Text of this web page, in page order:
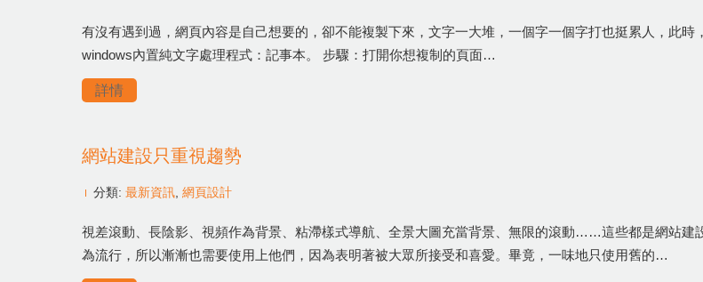
有沒有遇到過，網頁內容是自己想要的，卻不能複製下來，文字一大堆，一個字一個字打也挺累人，此
windows內置純文字處理程式：記事本。 步驟：打開你想複制的頁面…
詳情
網站建設只重視趨勢
分類: 最新資訊 網頁設計
視差滾動、長陰影、視頻作為背景、粘滯樣式導航、全景大圖充當背景、無限的滾動……這些都是網站建
為流行，所以漸漸也需要使用上他們，因為表明著被大眾所接受和喜愛。畢竟，一味地只使用舊的…